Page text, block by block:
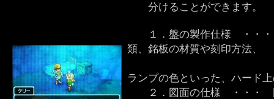
分けることができます。
１．盤の製作仕様 ・・・
類、銘板の材質や刻印方法、
ランプの色といった、ハード
２．図面の仕様 ・・・ 図